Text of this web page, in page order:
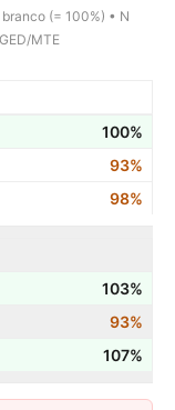
(= 100%) • N
MTE
100%
93%
98%
103%
93%
107%